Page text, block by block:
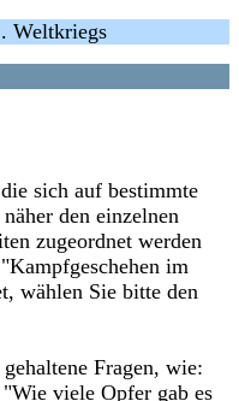
Weltkriegs
sich auf bestimmte
den einzelnen
zugeordnet werden
im
wählen Sie bitte den
Fragen, wie:
viele Opfer gab es